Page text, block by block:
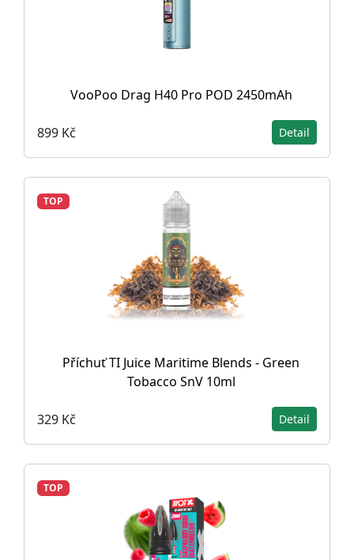
VooPoo Drag H40 Pro POD 2450mAh
899 Kč Detail
TOP
Příchuť TI Juice Maritime Blends - Green
Tobacco SnV 10ml
329 Kč Detail
TOP